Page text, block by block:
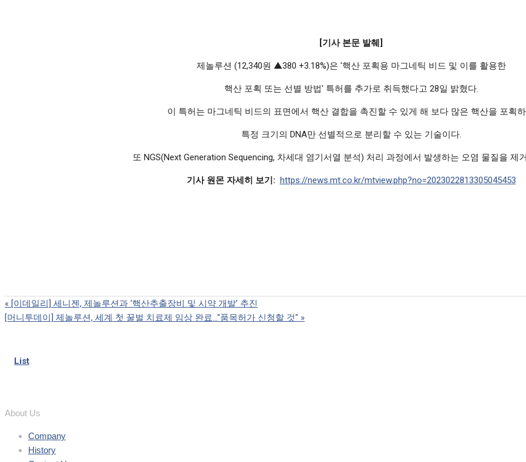
[기사 본문 발췌]
제놀루션 (12,340원 ▲380 +3.18%)은 '핵산 포획용 마그네틱 비드 및 이를 활용한
핵산 포획 또는 선별 방법' 특허를 추가로 취득했다고 28일 밝혔다.
이 특허는 마그네틱 비드의 표면에서 핵산 결합을 촉진할 수 있게 해 보다 많은 핵산을 포획
특정 크기의 DNA만 선별적으로 분리할 수 있는 기술이다.
또 NGS(Next Generation Sequencing, 차세대 염기서열 분석) 처리 과정에서 발생하는 오염 물질을 제
기사 원몬 자세히 보기: https://news.mt.co.kr/mtview.php?no=2023022813305045453
« [이데일리] 세니젠, 제놀루션과 ‘핵산추출장비 및 시약 개발’ 추진
[머니투데이] 제놀루션, 세계 첫 꿀벌 치료제 임상 완료…"품목허가 신청할 것" »
List
About Us
Company
History